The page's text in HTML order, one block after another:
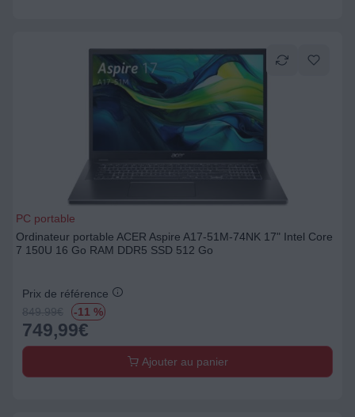
PC portable
Ordinateur portable ACER Aspire A17-51M-74NK 17" Intel Core
7 150U 16 Go RAM DDR5 SSD 512 Go
Prix de référence
849.99€ -11 %
749,99€
Ajouter au panier